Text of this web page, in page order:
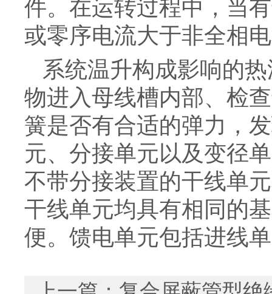
件。在运转过程中，当
或零序电流大于非全相
系统温升构成影响的
物进入母线槽内部、检
簧是否有合适的弹力，
元、分接单元以及变径
不带分接装置的干线单
干线单元均具有相同的
便。馈电单元包括进线